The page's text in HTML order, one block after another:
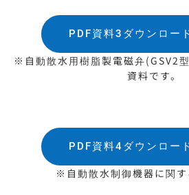
PDF資料3ダウンロー
※自動散水用樹脂製電磁弁(GSV2
資料です。
PDF資料4ダウンロー
※自動散水制御機器に関す